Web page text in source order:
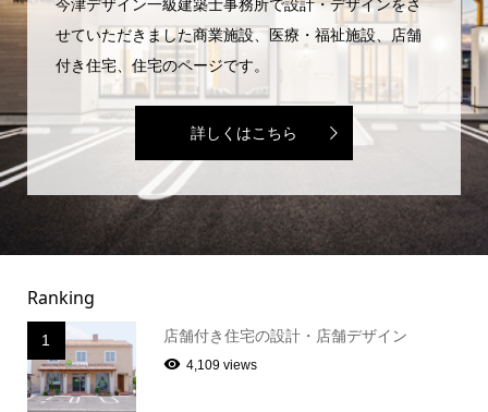
今津デザイン一級建築士事務所で設計・デザインをさ
せていただきました商業施設、医療・福祉施設、店舗
付き住宅、住宅のページです。
詳しくはこちら
Ranking
1 店舗付き住宅の設計・店舗デザイン
4,109 views